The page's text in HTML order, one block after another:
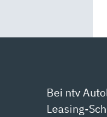
Bei ntv
Leasing-